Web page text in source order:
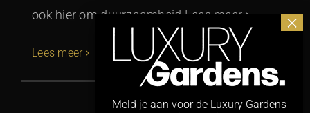
ook hier om duurzaamheid Lees meer >
Lees meer
Meld je aan voor de Luxury Gardens